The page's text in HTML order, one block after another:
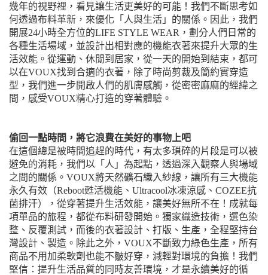
幾年的視野裡，看見讓生活更美好的可能！我們不斷思考如
何透過布料革新，來優化「人與生活」的關係。因此，我們
開展24小時全方位的LIFE STYLE WEAR，劃分人們日常的
各種生活場域，並設計出相對應的機能衣著來提升大眾的生
活效能。從運動、休閒到居家，從一天的開始到結束，都可
以在VOUX找到合適的衣著，除了時尚剪裁及簡約實穿造
型，我們進一步開啟人們的肌膚感觸，從密密麻麻的經緯之
間，感受VOUX精心打造的穿著體驗。
偷回一點時間，將它浪費在美好的事物上吧
在這個總是被時間追趕的時代，有太多瑣碎的片段是可以被
避免的消耗，我們以「人」為起點，透過深入觀察人與場域
之間的關係。VOUX將天然礦石織入紗線，讓所有三大機能
永久有效（Reboot甦活機能、Ultracool冰凍涼感、COZEE抗
菌排汗），從穿著提升生活效能，讓美好無所不在！成就每
項單品的旅程，都從布料研發開始。獨家織造技術，選色染
整、反覆測試，而後的衣著設計、打版、生產，全程堅持台
灣設計、製造。除此之外，VOUX不斷致力綠色生產，所有
商品不用加柔軟劑也能不皺好穿，減輕對環境的負擔！我們
堅信：提升生活品質的同時友善環境，才是永續美好的循